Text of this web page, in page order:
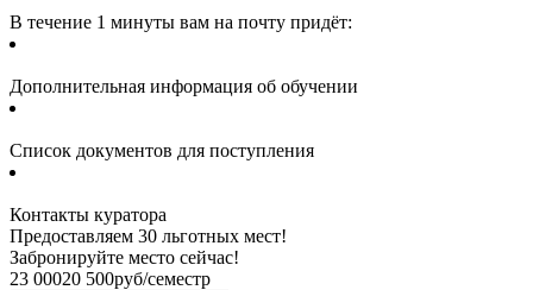
В течение 1 минуты вам на почту придёт:
Дополнительная информация об обучении
Список документов для поступления
Контакты куратора
Предоставляем 30 льготных мест!
Забронируйте место сейчас!
23 00020 500руб/семестр